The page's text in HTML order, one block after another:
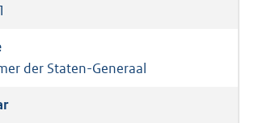
der Staten-Generaal